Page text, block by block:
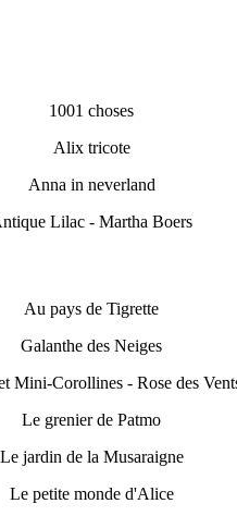
1001 choses
Alix tricote
Anna in neverland
Lilac - Martha Boers
Au pays de Tigrette
Galanthe des Neiges
Mini-Corollines - Rose des
Le grenier de Patmo
Le jardin de la Musaraigne
Le petite monde d'Alice